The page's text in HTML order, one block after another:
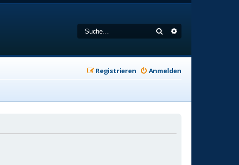
Suche
Anmelden
Registrieren